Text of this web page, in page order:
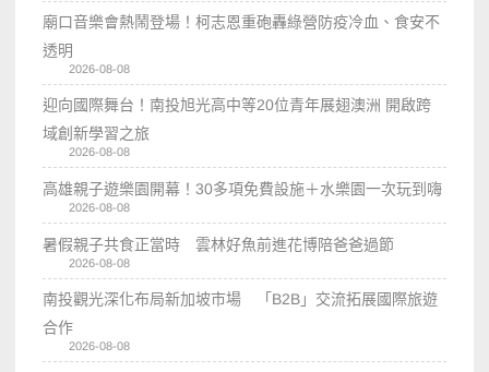
廟口音樂會熱鬧登場！柯志恩重砲轟綠營防疫冷血、食安不
透明
2026-08-08
迎向國際舞台！南投旭光高中等20位青年展翅澳洲 開啟跨
域創新學習之旅
2026-08-08
高雄親子遊樂園開幕！30多項免費設施＋水樂園一次玩到嗨
2026-08-08
暑假親子共食正當時 雲林好魚前進花博陪爸爸過節
2026-08-08
南投觀光深化布局新加坡市場 「B2B」交流拓展國際旅遊
合作
2026-08-08